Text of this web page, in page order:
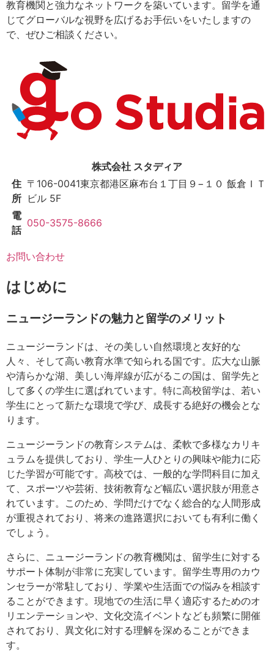
教育機関と強力なネットワークを築いています。留学を通
じてグローバルな視野を広げるお手伝いをいたしますの
で、ぜひご相談ください。
株式会社 スタディア
住
所
〒106-0041東京都港区麻布台１丁目９−１０ 飯倉ＩＴ
ビル 5F
電
話
050-3575-8666
お問い合わせ
はじめに
ニュージーランドの魅力と留学のメリット
ニュージーランドは、その美しい自然環境と友好的な
人々、そして高い教育水準で知られる国です。広大な山脈
や清らかな湖、美しい海岸線が広がるこの国は、留学先と
して多くの学生に選ばれています。特に高校留学は、若い
学生にとって新たな環境で学び、成長する絶好の機会とな
ります。
ニュージーランドの教育システムは、柔軟で多様なカリキ
ュラムを提供しており、学生一人ひとりの興味や能力に応
じた学習が可能です。高校では、一般的な学問科目に加え
て、スポーツや芸術、技術教育など幅広い選択肢が用意さ
れています。このため、学問だけでなく総合的な人間形成
が重視されており、将来の進路選択においても有利に働く
でしょう。
さらに、ニュージーランドの教育機関は、留学生に対する
サポート体制が非常に充実しています。留学生専用のカウ
ンセラーが常駐しており、学業や生活面での悩みを相談す
ることができます。現地での生活に早く適応するためのオ
リエンテーションや、文化交流イベントなども頻繁に開催
されており、異文化に対する理解を深めることができま
す。